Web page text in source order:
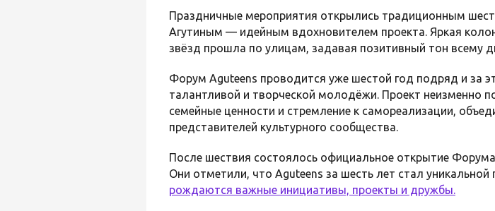
Праздничные мероприятия открылись традиционным
Агутиным — идейным вдохновителем проекта. Яркая
звёзд прошла по улицам, задавая позитивный тон всему
Форум Aguteens проводится уже шестой год подряд и за
талантливой и творческой молодёжи. Проект неизменно
семейные ценности и стремление к самореализации,
представителей культурного сообщества.
После шествия состоялось официальное открытие
Они отметили, что Aguteens за шесть лет стал
рождаются важные инициативы, проекты и дружбы.